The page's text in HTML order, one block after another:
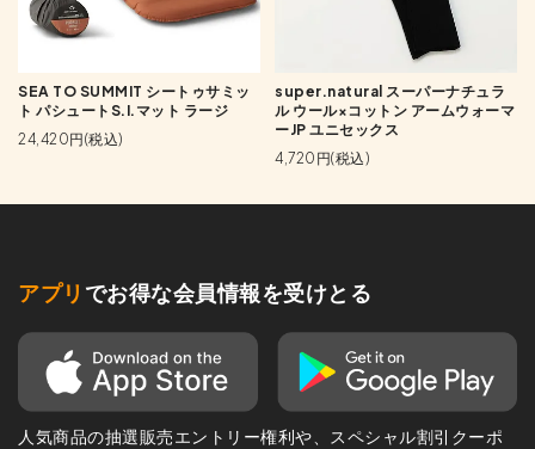
SEA TO SUMMIT シートゥサミッ
ト パシュートS.I.マット ラージ
24,420円(税込)
super.natural スーパーナチュラ
ル ウール×コットン アームウォーマ
ーJP ユニセックス
4,720円(税込)
アプリ でお得な会員情報を受けとる
人気商品の抽選販売エントリー権利や、スペシャル割引クーポ